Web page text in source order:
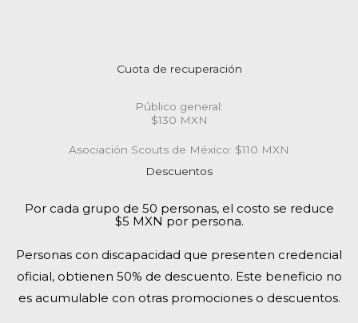
Cuota de recuperación
Público general:
$130 MXN
Asociación Scouts de México: $110 MXN
Descuentos
Por cada grupo de 50 personas, el costo se reduce
$5 MXN por persona.
Personas con discapacidad que presenten credencial
oficial, obtienen 50% de descuento. Este beneficio no
es acumulable con otras promociones o descuentos.